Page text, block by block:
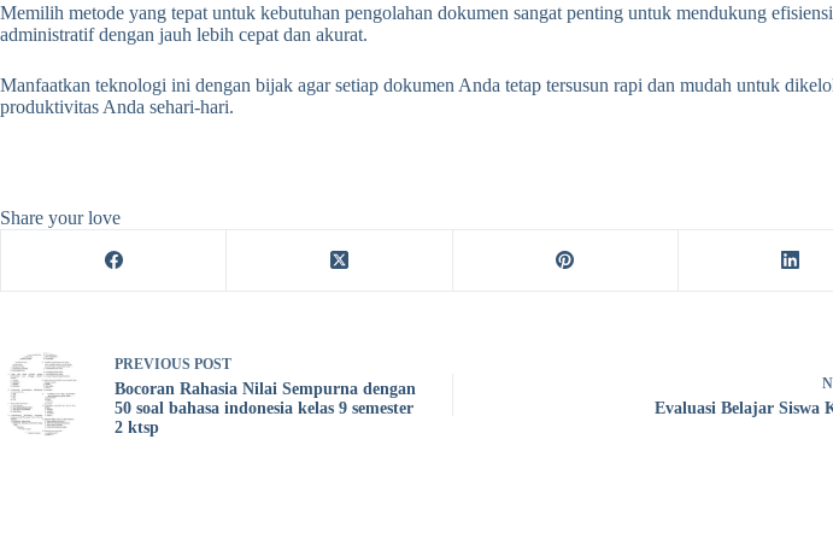
Memilih metode yang tepat untuk kebutuhan pengolahan dokumen sangat penting untuk mendukung
administratif dengan jauh lebih cepat dan akurat.
Manfaatkan teknologi ini dengan bijak agar setiap dokumen Anda tetap tersusun rapi dan mudah untuk
produktivitas Anda sehari-hari.
Share your love
PREVIOUS POST
Bocoran Rahasia Nilai Sempurna dengan
50 soal bahasa indonesia kelas 9 semester
2 ktsp
Evaluasi Belajar Siswa